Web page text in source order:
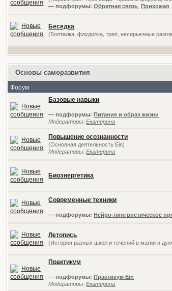
— подфорумы: Обратная связь ,Прихожая
Беседка
(Болталка, флудилка, треп, несерьезные
Основы саморазвития
Форум
Базовые навыки
— подфорумы: Питание и образ жизни
Модераторы:Екатерина
Повышение осознанности
(Основная деятельность Ein)
Модераторы:Екатерина
Биоэнергетика
Современные техники
— подфорумы: Нейро-лингвистическое
Летопись
(История разных школ и течений в магии и
Практикум
— подфорумы: Практикум Ein
Модераторы:Екатерина